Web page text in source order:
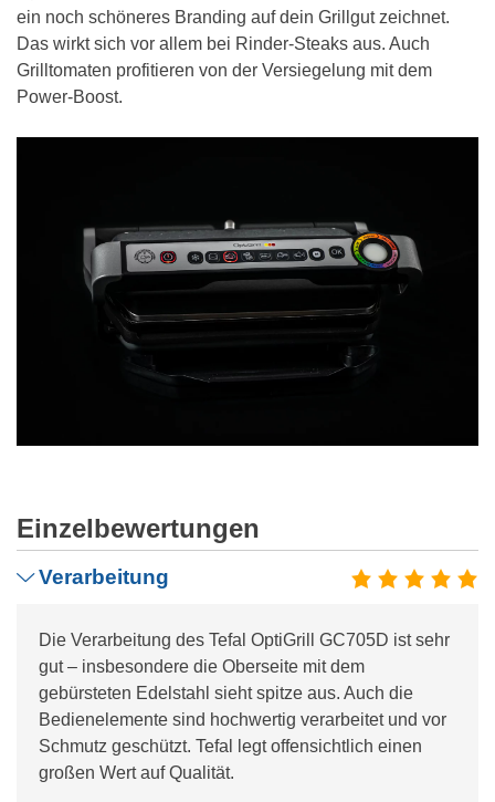
ein noch schöneres Branding auf dein Grillgut zeichnet.
Das wirkt sich vor allem bei Rinder-Steaks aus. Auch
Grilltomaten profitieren von der Versiegelung mit dem
Power-Boost.
Einzelbewertungen
Verarbeitung
Die Verarbeitung des Tefal OptiGrill GC705D ist sehr
gut – insbesondere die Oberseite mit dem
gebürsteten Edelstahl sieht spitze aus. Auch die
Bedienelemente sind hochwertig verarbeitet und vor
Schmutz geschützt. Tefal legt offensichtlich einen
großen Wert auf Qualität.